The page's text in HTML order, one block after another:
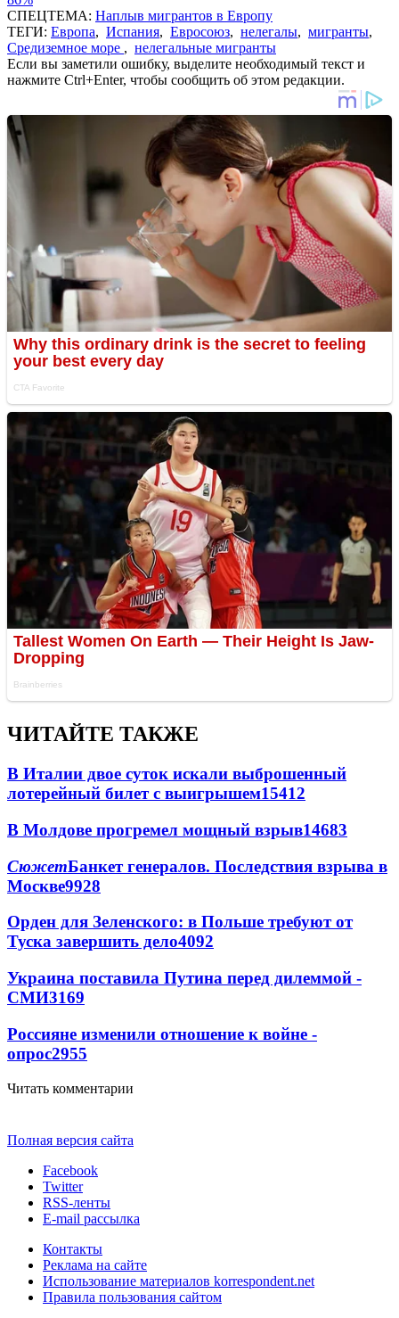
СПЕЦТЕМА: Наплыв мигрантов в Европу
ТЕГИ: Европа, Испания, Евросоюз, нелегалы, мигранты,
Средиземное море , нелегальные мигранты
Если вы заметили ошибку, выделите необходимый текст и
нажмите Ctrl+Enter, чтобы сообщить об этом редакции.
ЧИТАЙТЕ ТАКЖЕ
В Италии двое суток искали выброшенный
лотерейный билет с выигрышем15412
В Молдове прогремел мощный взрыв14683
СюжетБанкет генералов. Последствия взрыва в
Москве9928
Орден для Зеленского: в Польше требуют от
Туска завершить дело4092
Украина поставила Путина перед дилеммой -
СМИ3169
Россияне изменили отношение к войне -
опрос2955
Читать комментарии
Полная версия сайта
Facebook
Twitter
RSS-ленты
E-mail рассылка
Контакты
Реклама на сайте
Использование материалов korrespondent.net
Правила пользования сайтом